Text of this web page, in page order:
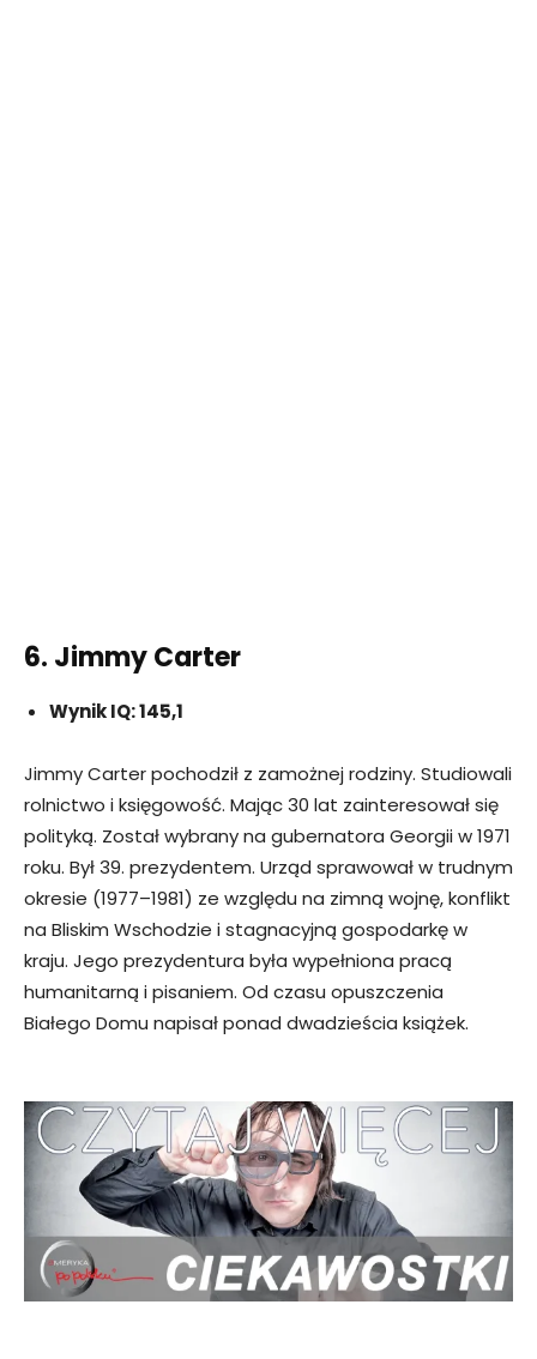
6. Jimmy Carter
Wynik IQ: 145,1
Jimmy Carter pochodził z zamożnej rodziny. Studiowali
rolnictwo i księgowość. Mając 30 lat zainteresował się
polityką. Został wybrany na gubernatora Georgii w 1971
roku. Był 39. prezydentem. Urząd sprawował w trudnym
okresie (1977–1981) ze względu na zimną wojnę, konflikt
na Bliskim Wschodzie i stagnacyjną gospodarkę w
kraju. Jego prezydentura była wypełniona pracą
humanitarną i pisaniem. Od czasu opuszczenia
Białego Domu napisał ponad dwadzieścia książek.